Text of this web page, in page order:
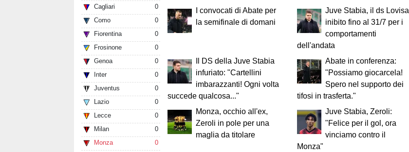
Cagliari
0
Como
0
Fiorentina
0
Frosinone
0
Genoa
0
Inter
0
Juventus
0
Lazio
0
Lecce
0
Milan
0
Monza
0
I convocati di Abate per
la semifinale di domani
Juve Stabia, il ds Lovisa
inibito fino al 31/7 per i
comportamenti
dell'andata
Il DS della Juve Stabia
infuriato: "Cartellini
imbarazzanti! Ogni volta
succede qualcosa..."
Abate in conferenza:
"Possiamo giocarcela!
Spero nel supporto dei
tifosi in trasferta."
Monza, occhio all'ex,
Zeroli in pole per una
maglia da titolare
Juve Stabia, Zeroli:
"Felice per il gol, ora
vinciamo contro il
Monza"